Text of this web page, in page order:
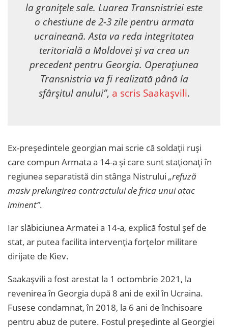
la granițele sale. Luarea Transnistriei este
o chestiune de 2-3 zile pentru armata
ucraineană. Asta va reda integritatea
teritorială a Moldovei și va crea un
precedent pentru Georgia. Operațiunea
Transnistria va fi realizată până la
sfârșitul anului”, a scris Saakașvili.
Ex-președintele georgian mai scrie că soldații ruși
care compun Armata a 14-a și care sunt staționați în
regiunea separatistă din stânga Nistrului „refuză
masiv prelungirea contractului de frica unui atac
iminent”.
Iar slăbiciunea Armatei a 14-a, explică fostul șef de
stat, ar putea facilita intervenția forțelor militare
dirijate de Kiev.
Saakașvili a fost arestat la 1 octombrie 2021, la
revenirea în Georgia după 8 ani de exil în Ucraina.
Fusese condamnat, în 2018, la 6 ani de închisoare
pentru abuz de putere. Fostul președinte al Georgiei